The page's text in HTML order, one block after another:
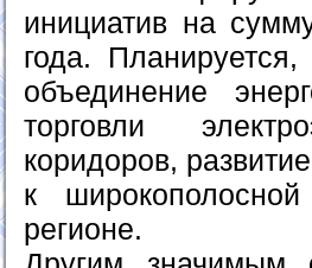
инициатив на
года.
объединение
торговли
коридоров,
к
регионе.